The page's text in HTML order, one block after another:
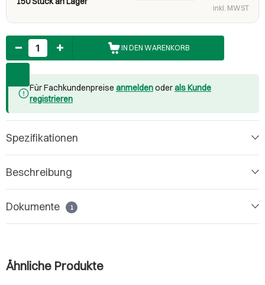
inkl. MWST
Anzahl
IN DEN WARENKORB
Für Fachkundenpreise anmeldenoderals Kunde
registrieren
Spezifikationen
Beschreibung
Dokumente 1
Ähnliche Produkte